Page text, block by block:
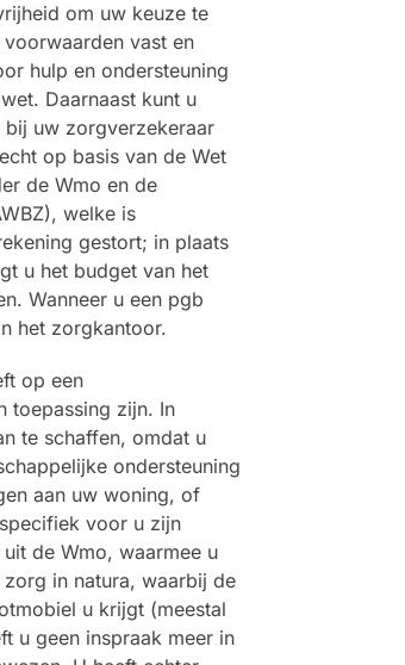
om uw keuze te
vast en
hulp en ondersteuning
Daarnaast kunt u
uw zorgverzekeraar
op basis van de Wet
de Wmo en de
welke is
gestort; in plaats
u het budget van het
Wanneer u een pgb
het zorgkantoor.
op een
toepassing zijn. In
te schaffen, omdat u
ondersteuning
aan uw woning, of
voor u zijn
de Wmo, waarmee u
in natura, waarbij de
u krijgt (meestal
u geen inspraak meer in